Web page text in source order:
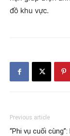
đồ khu vực.
Previous article
“Phi vụ cuối